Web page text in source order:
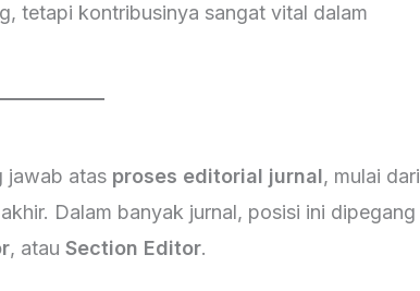
tetapi kontribusinya sangat vital dalam
jawab atas proses editorial jurnal, mulai dari
Dalam banyak jurnal, posisi ini dipegang
, atau Section Editor.